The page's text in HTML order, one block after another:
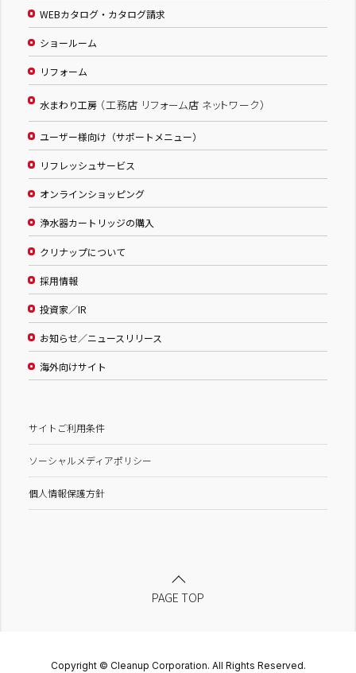
WEBカタログ・カタログ請求
ショールーム
リフォーム
水まわり工房 （工務店 リフォーム店 ネットワーク）
ユーザー様向け（サポートメニュー）
リフレッシュサービス
オンラインショッピング
浄水器カートリッジの購入
クリナップについて
採用情報
投資家／IR
お知らせ／ニュースリリース
海外向けサイト
サイトご利用条件
ソーシャルメディアポリシー
個人情報保護方針
PAGE TOP
Copyright © Cleanup Corporation. All Rights Reserved.